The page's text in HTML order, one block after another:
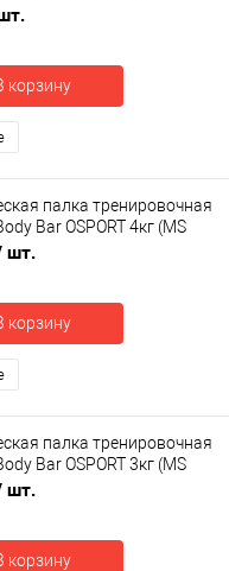
корзину
палка тренировочная
Bar OSPORT 4кг (MS
шт.
корзину
палка тренировочная
Bar OSPORT 3кг (MS
шт.
корзину